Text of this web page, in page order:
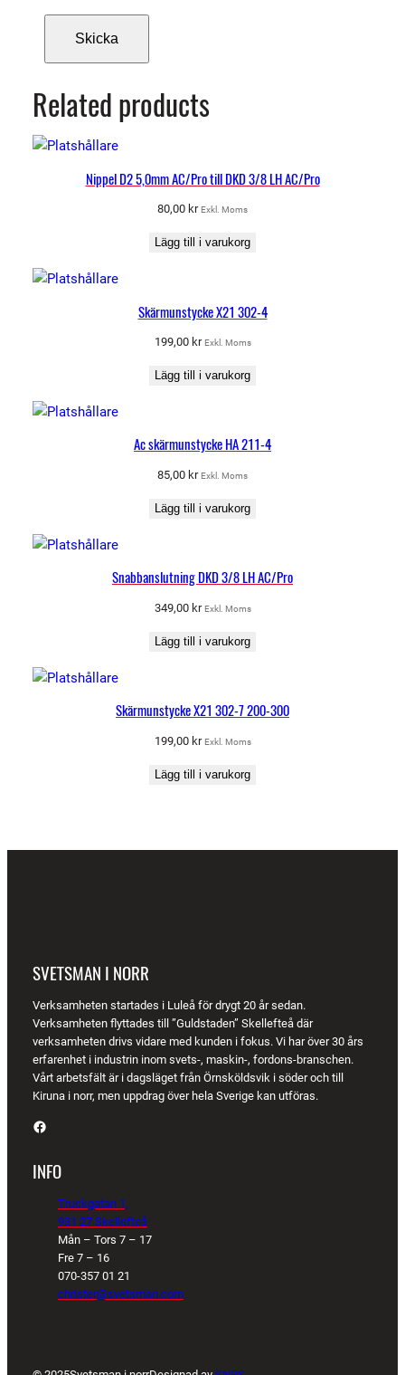
Related products
Nippel D2 5,0mm AC/Pro till DKD 3/8 LH AC/Pro
80,00 kr Exkl. Moms
Lägg till i varukorg
Skärmunstycke X21 302-4
199,00 kr Exkl. Moms
Lägg till i varukorg
Ac skärmunstycke HA 211-4
85,00 kr Exkl. Moms
Lägg till i varukorg
Snabbanslutning DKD 3/8 LH AC/Pro
349,00 kr Exkl. Moms
Lägg till i varukorg
Skärmunstycke X21 302-7 200-300
199,00 kr Exkl. Moms
Lägg till i varukorg
SVETSMAN I NORR
Verksamheten startades i Luleå för drygt 20 år sedan.
Verksamheten flyttades till ”Guldstaden” Skellefteå där
verksamheten drivs vidare med kunden i fokus. Vi har över 30 års
erfarenhet i industrin inom svets-, maskin-, fordons-branschen.
Vårt arbetsfält är i dagsläget från Örnsköldsvik i söder och till
Kiruna i norr, men uppdrag över hela Sverige kan utföras.
Facebook
INFO
Truckgatan 1,
931 27 Skellefteå
Mån – Tors 7 – 17
Fre 7 – 16
070-357 01 21
christer@svetsman.com